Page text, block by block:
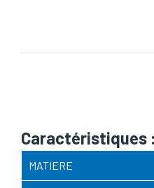
Caractéristiques
MATIERE